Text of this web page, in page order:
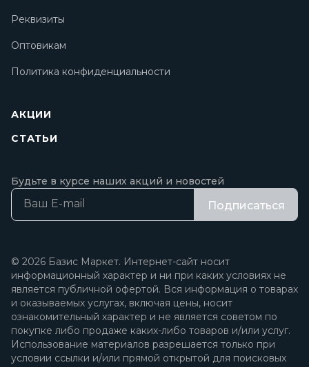
Реквизиты
Оптовикам
Политика конфиденциальности
АКЦИИ
СТАТЬИ
Будьте в курсе наших акций и новостей
Подписаться
© 2026 Базис Маркет. Интернет-сайт носит
информационный характер и ни при каких условиях не
является публичной офертой. Вся информация о товарах
и оказываемых услугах, включая цены, носит
ознакомительный характер и не является советом по
покупке либо продаже каких-либо товаров и/или услуг.
Использование материалов разрешается только при
условии ссылки и/или прямой открытой для поисковых